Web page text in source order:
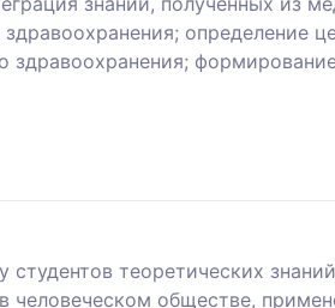
определение
здравоохранения;
теоретических
человеческом обществе,